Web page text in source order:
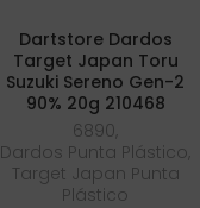
Dartstore Dardos
Target Japan Toru
Suzuki Sereno Gen-2
90% 20g 210468
6890,
Dardos Punta Plástico,
Target Japan Punta
Plástico